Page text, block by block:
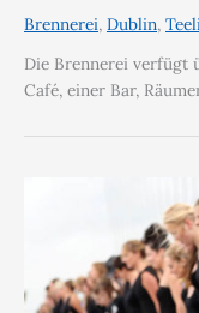
Brennerei, Dublin,
Die Brennerei verfügt
Café, einer Bar,